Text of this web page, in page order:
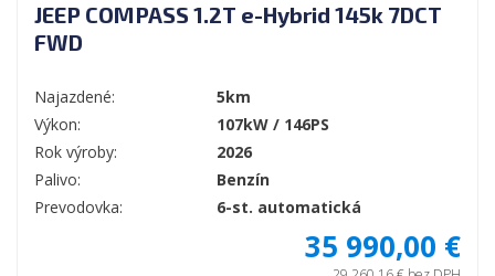
JEEP COMPASS 1.2T e-Hybrid 145k 7DCT
FWD
Najazdené:
5km
Výkon:
107kW / 146PS
Rok výroby:
2026
Palivo:
Benzín
Prevodovka:
6-st. automatická
35 990,00 €